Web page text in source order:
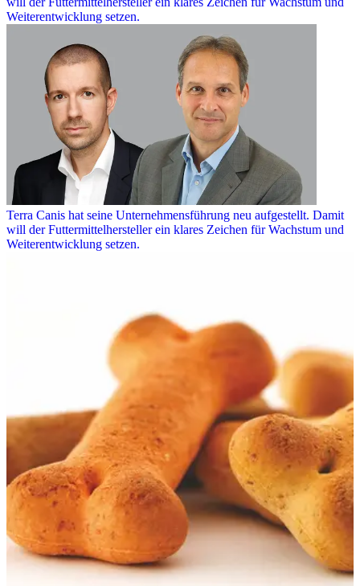
Weiterentwicklung setzen.
Terra Canis hat seine Unternehmensführung neu aufgestellt. Damit
will der Futtermittelhersteller ein klares Zeichen für Wachstum und
Weiterentwicklung setzen.